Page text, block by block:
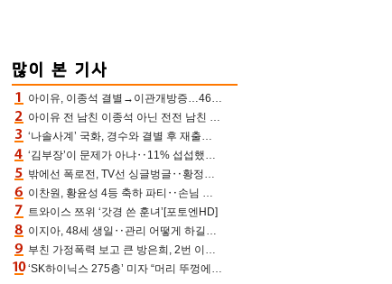
아이유, 이종석 결별→이관개방증…46장 꽉 채운 유애나 ♥ “열심히 사는 중”
아이유 전 남친 이종석 아닌 전전 남친 장기하 소환 ‘별일 없이 산다’ 선곡…46장에 꾹 눌러 담은 근황
‘나솔사계’ 국화, 경수와 결별 후 재출연…첫인상 3표 몰표
‘김부장’이 문제가 아냐‥11% 섭섭했던 ‘재벌X형사2’ 돈·빽 총동원해 컴백 [TV보고서]
밖에선 폭로전, TV선 싱글벙글‥황정민 ‘틈만 나면’ 출연, 피로감은 시청자 몫
이찬원, 황윤성 4등 축하 파티‥손님 모으려 블랙핑크 지수와 친한 척(편스토랑)[어제TV]
트와이스 쯔위 ‘갓경 쓴 훈녀’[포토엔HD]
이지아, 48세 생일‥관리 어떻게 하길래 놀라운 동안 미모
부친 가정폭력 보고 큰 방은희, 2번 이혼 후 잠수→母 고독사에 자책(특종세상)[어제TV]
‘SK하이닉스 275층’ 미자 “머리 뚜껑에서 사, 주식만 안 해도 돈 버는 것”